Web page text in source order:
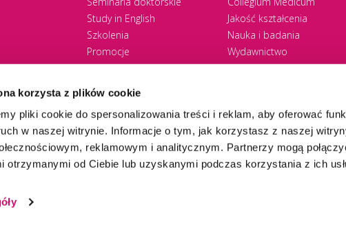
korzysta z plików cookie
pliki cookie do spersonalizowania treści i reklam, aby oferować
w naszej witrynie. Informacje o tym, jak korzystasz z naszej
reklamowym i analitycznym. Partnerzy mogą
otrzymanymi od Ciebie lub uzyskanymi podczas korzystania z ich
Study in English
Szkolenia
Promocje
Zasady rekrutacji
Jakość kształcenia
Nauka i badania
Wydawnictwo
Zrównoważony rozwój